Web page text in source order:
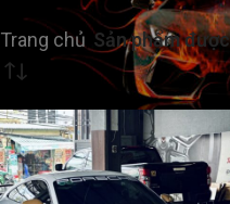
Trang chủ Sản phẩm